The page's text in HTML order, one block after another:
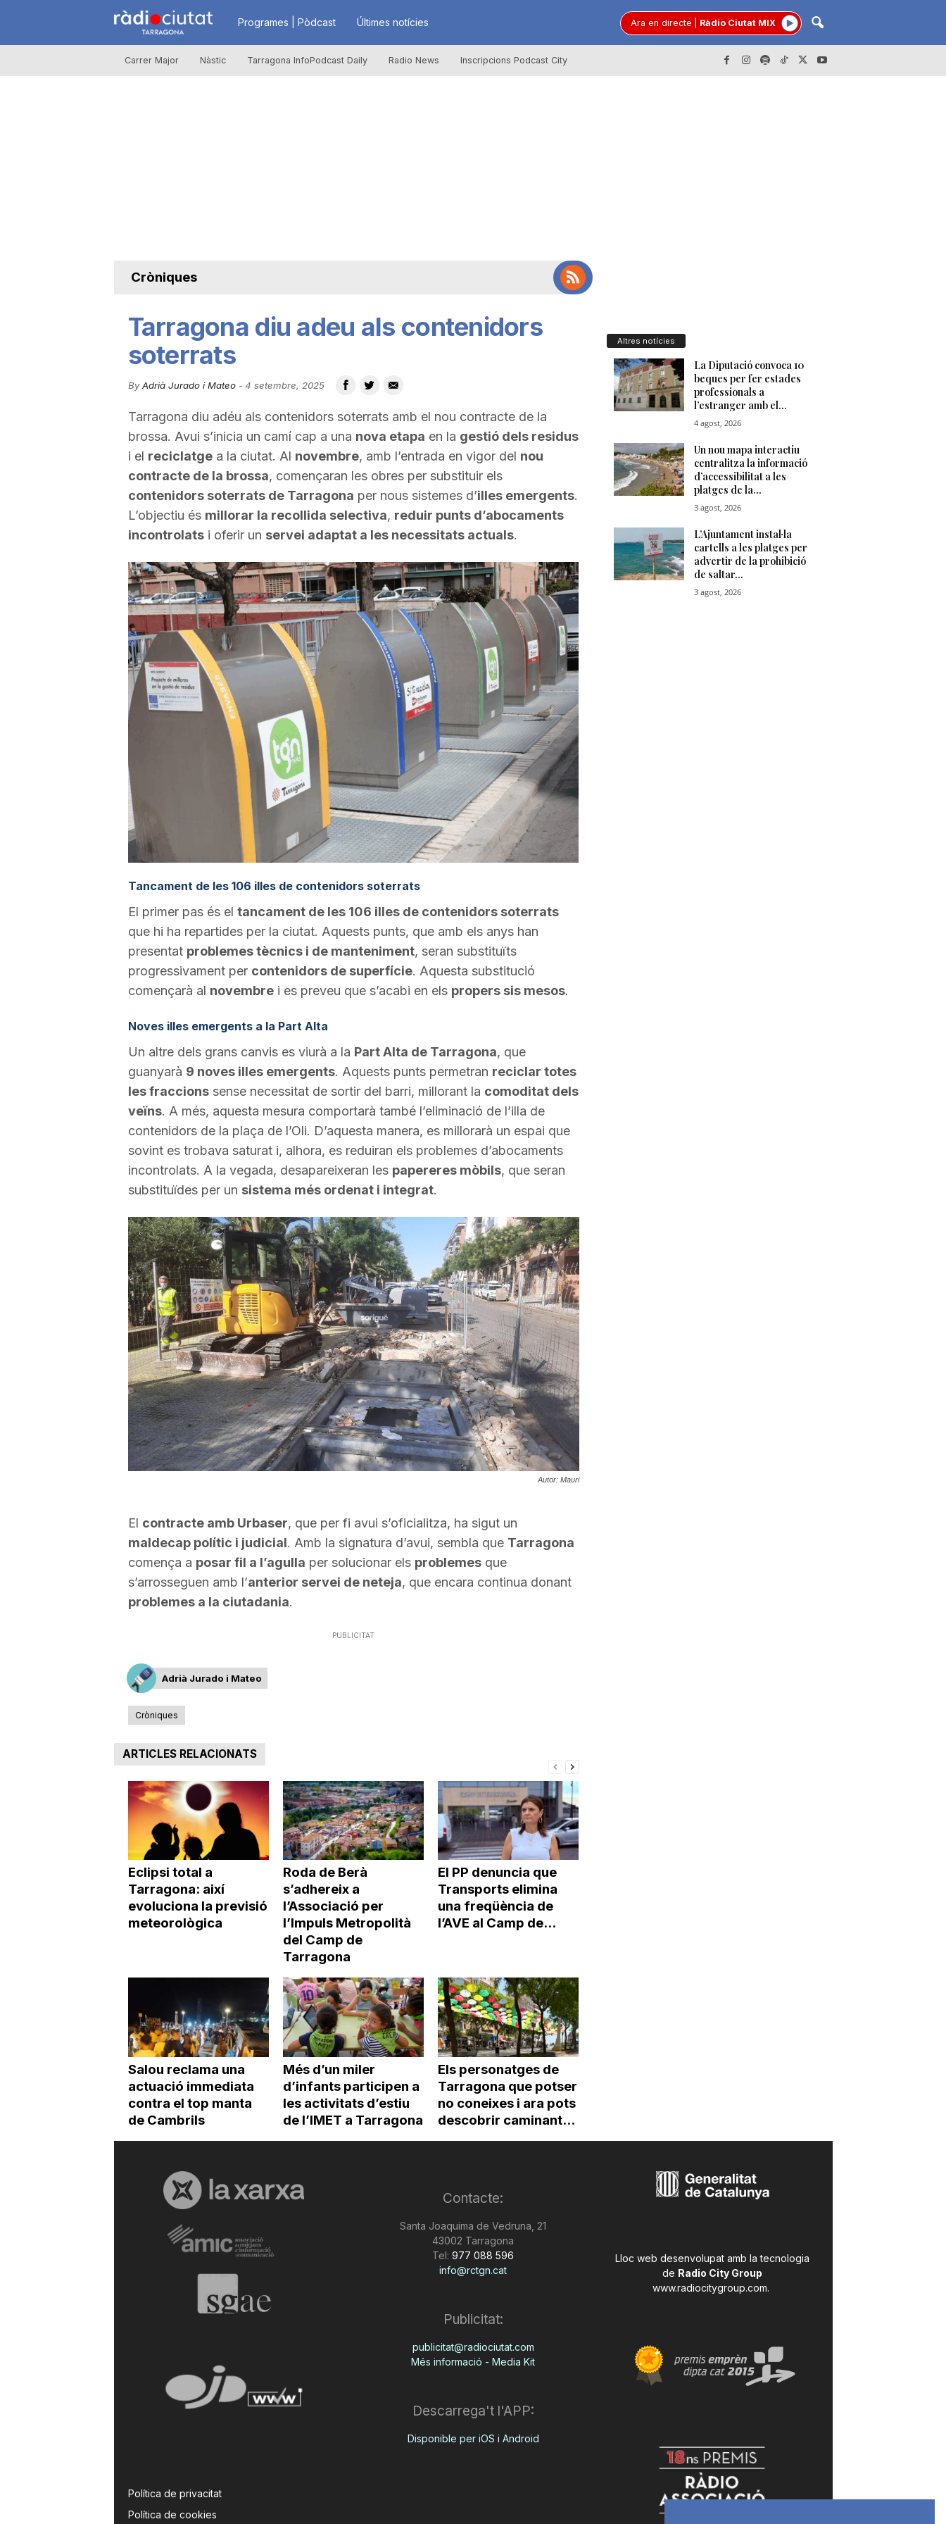
R
à
u
t
t
d
e
T
a
a
Programes | Pòdcast Últimes notícies Ara en directe Ràdio Ciutat MIX
Carrer Major Nàstic Tarragona InfoPodcast Daily Radio News Inscripcions Podcast City
Cròniques
Tarragona diu adeu als contenidors
soterrats
By Adrià Jurado i Mateo- 4 setembre, 2025
Tarragona diu adéu als contenidors soterrats amb el nou contracte de la
brossa. Avui s’inicia un camí cap a una nova etapa en la gestió dels residus
i el reciclatgea la ciutat. Al novembre, amb l’entrada en vigor del nou
contracte de la brossa, començaran les obres per substituir els
contenidors soterrats de Tarragona per nous sistemes d’illes emergents.
L’objectiu és millorar la recollida selectiva, reduir punts d’abocaments
incontrolatsi oferir un servei adaptat a les necessitats actuals.
Tancament de les 106 illes de contenidors soterrats
El primer pas és el tancament de les 106 illes de contenidors soterrats
que hi ha repartides per la ciutat. Aquests punts, que amb els anys han
presentat problemes tècnics i de manteniment, seran substituïts
progressivament per contenidors de superfície. Aquesta substitució
començarà al novembrei es preveu que s’acabi en els propers sis mesos.
Noves illes emergents a la Part Alta
Un altre dels grans canvis es viurà a la Part Alta de Tarragona, que
guanyarà 9 noves illes emergents. Aquests punts permetran reciclar totes
les fraccionssense necessitat de sortir del barri, millorant la comoditat dels
veïns. A més, aquesta mesura comportarà també l’eliminació de l’illa de
contenidors de la plaça de l’Oli. D’aquesta manera, es millorarà un espai que
sovint es trobava saturat i, alhora, es reduiran els problemes d’abocaments
incontrolats. A la vegada, desapareixeran les papereres mòbils, que seran
substituïdes per un sistema més ordenat i integrat.
Autor: Mauri
El contracte amb Urbaser, que per fi avui s’oficialitza, ha sigut un
maldecap polític i judicial. Amb la signatura d’avui, sembla que Tarragona
comença a posar fil a l’agulla per solucionar els problemesque
s’arrosseguen amb l’anterior servei de neteja, que encara continua donant
problemes a la ciutadania.
PUBLICITAT
Adrià Jurado i Mateo
Cròniques
ARTICLES RELACIONATS
Eclipsi total a
Tarragona: així
evoluciona la previsió
meteorològica
Roda de Berà
s’adhereix a
l’Associació per
l’Impuls Metropolità
del Camp de
Tarragona
El PP denuncia que
Transports elimina
una freqüència de
l’AVE al Camp de...
Salou reclama una
actuació immediata
contra el top manta
de Cambrils
Més d’un miler
d’infants participen a
les activitats d’estiu
de l’IMET a Tarragona
Els personatges de
Tarragona que potser
no coneixes i ara pots
descobrir caminant...
Altres notícies
Política de privacitat
Política de cookies
Contacte:
Santa Joaquima de Vedruna, 21
43002 Tarragona
Tel: 977 088 596
info@rctgn.cat
Publicitat:
publicitat@radiociutat.com
Més informació - Media Kit
Descarrega't l'APP:
Disponible per iOS i Android
Lloc web desenvolupat amb la tecnologia
de Radio City Group
www.radiocitygroup.com.